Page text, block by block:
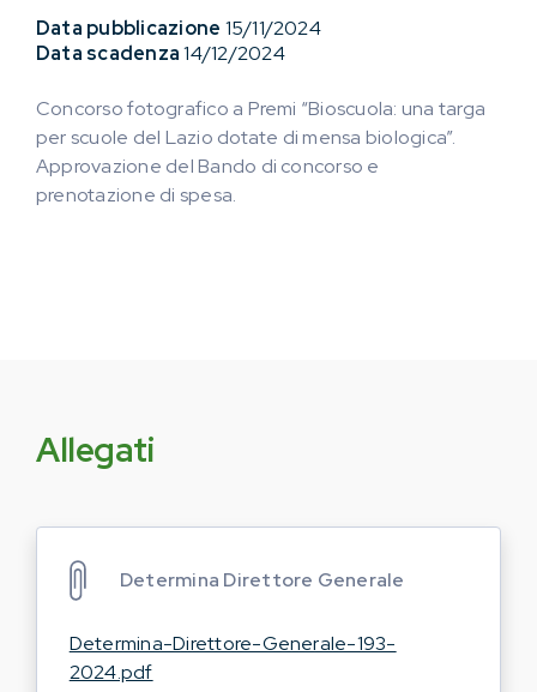
Data pubblicazione 15/11/2024
Data scadenza14/12/2024
Concorso fotografico a Premi “Bioscuola: una targa
per scuole del Lazio dotate di mensa biologica”.
Approvazione del Bando di concorso e
prenotazione di spesa.
Allegati
Determina Direttore Generale
Determina-Direttore-Generale-193-
2024.pdf